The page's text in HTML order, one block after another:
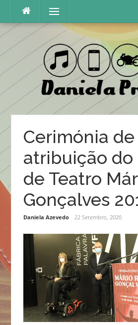
content
Menu
Cerimónia de
atribuição do
de Teatro
Gonçalves
Daniela Azevedo 22 Setembro, 2020